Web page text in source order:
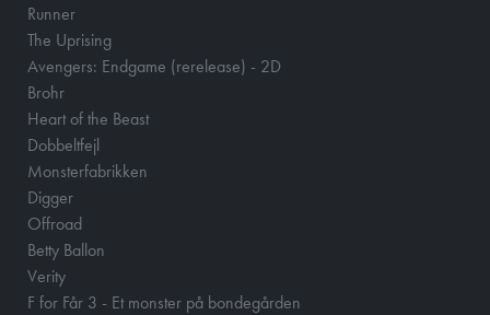
Runner
The Uprising
Avengers: Endgame (rerelease) - 2D
Brohr
Heart of the Beast
Dobbeltfejl
Monsterfabrikken
Digger
Offroad
Betty Ballon
Verity
F for Får 3 - Et monster på bondegården